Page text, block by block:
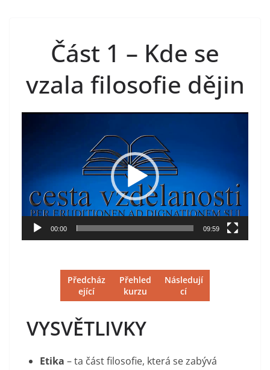
Část 1 – Kde se
vzala filosofie dějin
00:00 09:59
Předcház
ející
Přehled
kurzu
Následují
cí
VYSVĚTLIVKY
Etika – ta část filosofie, která se zabývá